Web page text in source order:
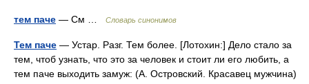
тем паче — См … Словарь синонимов
Тем паче — Устар. Разг. Тем более. [Лотохин:] Дело стало за
тем, чтоб узнать, что это за человек и стоит ли его любить, а
тем паче выходить замуж: (А. Островский. Красавец мужчина)